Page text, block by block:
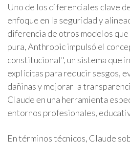
Uno de los diferenciales clave
enfoque en la seguridad y
diferencia de otros modelos
pura, Anthropic impulsó el
constitucional", un sistema que
explícitas para reducir sesgos,
dañinas y mejorar la
Claude en una herramienta
entornos profesionales,
En términos técnicos, Claude